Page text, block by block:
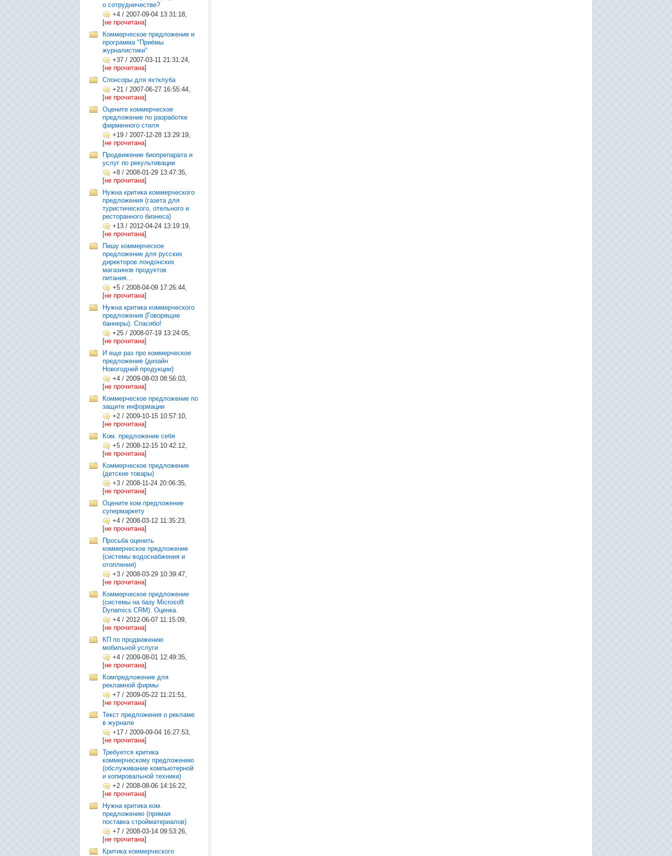
о сотрудничестве?
+4 / 2007-09-04 13:31:18,
[не прочитана]
Коммерческое предложение и
программа "Приёмы
журналистики"
+37 / 2007-03-11 21:31:24,
[не прочитана]
Cпонсоры для яхтклуба
+21 / 2007-06-27 16:55:44,
[не прочитана]
Оцените коммерческое
предложение по разработке
фирменного стиля
+19 / 2007-12-28 13:29:19,
[не прочитана]
Продвижение биопрепарата и
услуг по рекультивации
+8 / 2008-01-29 13:47:35,
[не прочитана]
Нужна критика коммерческого
предложения (газета для
туристического, отельного и
ресторанного бизнеса)
+13 / 2012-04-24 13:19:19,
[не прочитана]
Пишу коммерческое
предложение для русских
директоров лондонских
магазинов продуктов
питания...
+5 / 2008-04-09 17:26:44,
[не прочитана]
Нужна критика коммерческого
предложения (Говорящие
баннеры). Спасибо!
+25 / 2008-07-19 13:24:05,
[не прочитана]
И еще раз про коммерческое
предложение (дизайн
Новогодней продукции)
+4 / 2009-08-03 08:56:03,
[не прочитана]
Коммерческое предложение по
защите информации
+2 / 2009-10-15 10:57:10,
[не прочитана]
Ком. предложение себя
+5 / 2008-12-15 10:42:12,
[не прочитана]
Коммерческое предложение
(детские товары)
+3 / 2008-11-24 20:06:35,
[не прочитана]
Оцените ком.предложение
супермаркету
+4 / 2008-03-12 11:35:23,
[не прочитана]
Просьба оценить
коммерческое предложение
(системы водоснабжения и
отопления)
+3 / 2008-03-29 10:39:47,
[не прочитана]
Коммерческое предложение
(системы на базу Microsoft
Dynamics CRM). Оценка.
+4 / 2012-06-07 11:15:09,
[не прочитана]
КП по продвижению
мобильной услуги
+4 / 2009-08-01 12:49:35,
[не прочитана]
Компредложение для
рекламной фирмы
+7 / 2009-05-22 11:21:51,
[не прочитана]
Текст предложения о рекламе
в журнале
+17 / 2009-09-04 16:27:53,
[не прочитана]
Требуется критика
коммерческому предложению
(обслуживание компьютерной
и копировальной техники)
+2 / 2008-08-06 14:16:22,
[не прочитана]
Нужна критика ком.
предложению (прямая
поставка стройматериалов)
+7 / 2008-03-14 09:53:26,
[не прочитана]
Критика коммерческого